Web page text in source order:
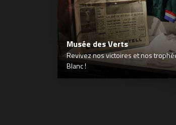
Musée des Verts
Revivez nos victoires et nos
Blanc !